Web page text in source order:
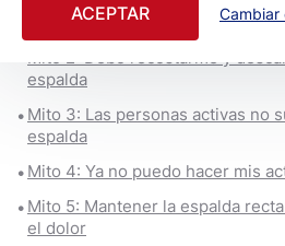
de espalda
Mito 2: Debo recostarme y
espalda
Mito 3: Las personas activas no
espalda
Mito 4: Ya no puedo hacer mis
Mito 5: Mantener la espalda
el dolor
ACEPTAR Cambiar